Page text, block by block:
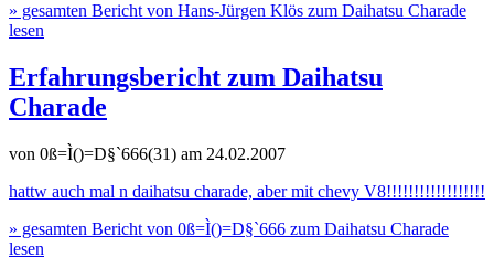
» gesamten Bericht von Hans-Jürgen Klös zum Daihatsu Charade
lesen
Erfahrungsbericht zum Daihatsu
Charade
von 0ß=Ì()=D§`666(31) am 24.02.2007
hattw auch mal n daihatsu charade, aber mit chevy V8!!!!!!!!!!!!!!!!!!
» gesamten Bericht von 0ß=Ì()=D§`666 zum Daihatsu Charade
lesen